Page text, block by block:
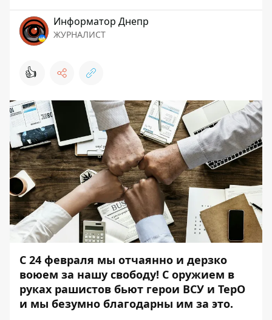
Информатор Днепр
ЖУРНАЛИСТ
👍
С 24 февраля мы отчаянно и дерзко
воюем за нашу свободу! С оружием в
руках рашистов бьют герои ВСУ и ТерО
и мы безумно благодарны им за это.